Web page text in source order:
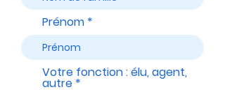
Prénom
Votre fonction : élu, agent,
autre